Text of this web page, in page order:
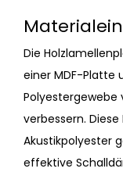
Die
einer MDF-Platte
Polyestergewebe
verbessern.
Akustikpolyester
effektive